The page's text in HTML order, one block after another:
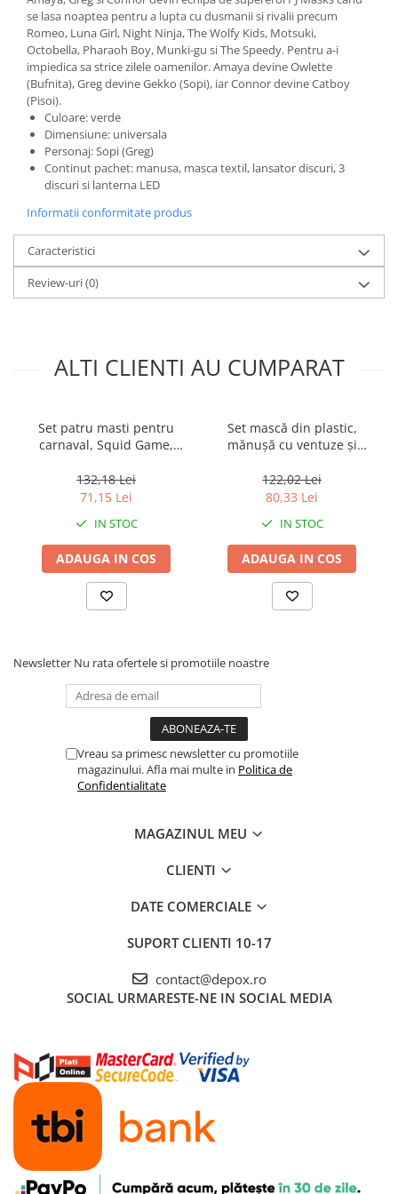
Mori cereale si furaje
ELECTRONICE
Baterii telefoane
Baterii si acumulatori
Stative
Cantare electronice comerciale
Casti audio telefoane
Masini de gaurit si insurubat
INSTRUMENTE MUZICALE
Accesorii chitara
Accesorii vioara-viola
Microfoane
Orga electronica
se lasa noaptea pentru a lupta cu dusmanii si rivalii precum
Romeo, Luna Girl, Night Ninja, The Wolfy Kids, Motsuki,
Octobella, Pharaoh Boy, Munki-gu si The Speedy. Pentru a-i
impiedica sa strice zilele oamenilor. Amaya devine Owlette
(Bufnita), Greg devine Gekko (Sopi), iar Connor devine Catboy
(Pisoi).
Culoare: verde
Dimensiune: universala
Personaj: Sopi (Greg)
Continut pachet: manusa, masca textil, lansator discuri, 3
discuri si lanterna LED
Informatii conformitate produs
Caracteristici
Review-uri(0)
ALTI CLIENTI AU CUMPARAT
Set patru masti pentru
carnaval, Squid Game,
Negru, Lider
132,18 Lei
71,15 Lei
IN STOC
ADAUGA IN COS
Set mască din plastic,
mănușă cu ventuze și
Mărime Universală, cu LED
122,02 Lei
80,33 Lei
IN STOC
ADAUGA IN COS
Newsletter Nu rata ofertele si promotiile noastre
Vreau sa primesc newsletter cu promotiile
magazinului. Afla mai multe in Politica de
Confidentialitate
MAGAZINUL MEU
CLIENTI
DATE COMERCIALE
SUPORT CLIENTI 10-17
contact@depox.ro
SOCIAL URMARESTE-NE IN SOCIAL MEDIA